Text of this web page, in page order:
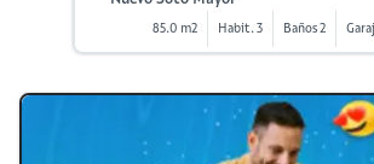
85.0 m2 Habit. 3 Baños 2